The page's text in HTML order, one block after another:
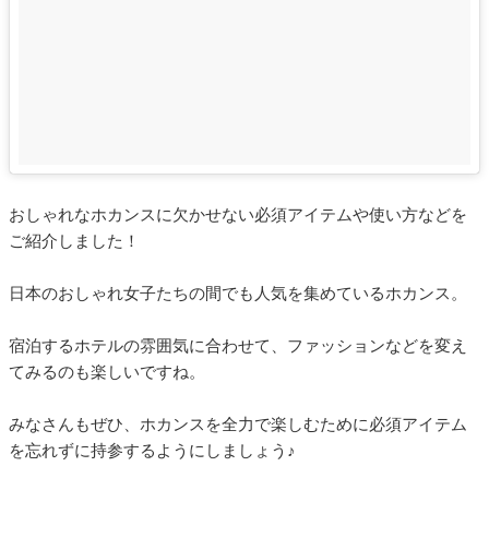
おしゃれなホカンスに欠かせない必須アイテムや使い方などを
ご紹介しました！
日本のおしゃれ女子たちの間でも人気を集めているホカンス。
宿泊するホテルの雰囲気に合わせて、ファッションなどを変え
てみるのも楽しいですね。
みなさんもぜひ、ホカンスを全力で楽しむために必須アイテム
を忘れずに持参するようにしましょう♪